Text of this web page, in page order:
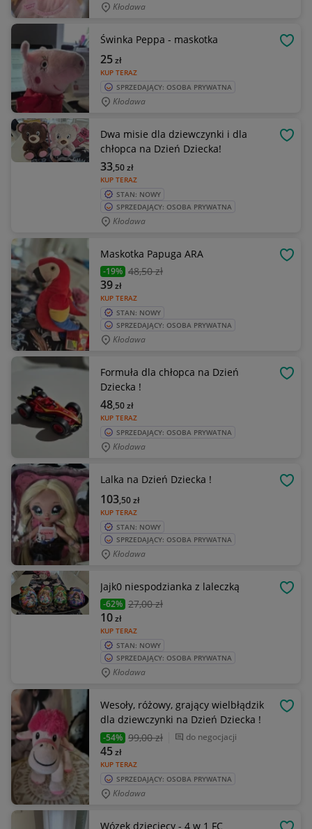
Kłodawa
Świnka Peppa - maskotka
KUP TERAZ
25zł
SPRZEDAJĄCY: OSOBA PRYWATNA
Kłodawa
Dwa misie dla dziewczynki i dla
chłopca na Dzień Dziecka!
KUP TERAZ
33,50zł
STAN: NOWY
SPRZEDAJĄCY: OSOBA PRYWATNA
Kłodawa
Maskotka Papuga ARA
-19% 48,50 zł
KUP TERAZ
39zł
STAN: NOWY
SPRZEDAJĄCY: OSOBA PRYWATNA
Kłodawa
Formuła dla chłopca na Dzień
Dziecka !
KUP TERAZ
48,50zł
SPRZEDAJĄCY: OSOBA PRYWATNA
Kłodawa
Lalka na Dzień Dziecka !
KUP TERAZ
103,50zł
STAN: NOWY
SPRZEDAJĄCY: OSOBA PRYWATNA
Kłodawa
Jajk0 niespodzianka z laleczką
-62% 27,00 zł
KUP TERAZ
10zł
STAN: NOWY
SPRZEDAJĄCY: OSOBA PRYWATNA
Kłodawa
Wesoły, różowy, grający wielbłądzik
dla dziewczynki na Dzień Dziecka !
-54% 99,00 zł do negocjacji
KUP TERAZ
45zł
SPRZEDAJĄCY: OSOBA PRYWATNA
Kłodawa
Wózek dziecięcy - 4 w 1 FC